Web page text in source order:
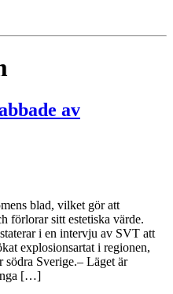
av
blad, vilket gör att
förlorar sitt estetiska värde.
i en intervju av SVT att
explosionsartat i regionen,
södra Sverige.– Läget är
[…]